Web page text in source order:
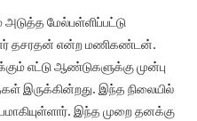
மேல்பள்ளிப்பட்டு
தசரதன் என்ற மணிகண்டன்.
எட்டு ஆண்டுகளுக்கு முன்பு
இருக்கின்றது. இந்த நிலையில்
இந்த முறை தனக்கு